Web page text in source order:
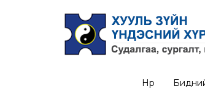
Нүүр
/